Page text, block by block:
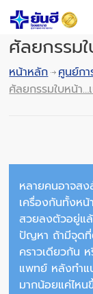
ศัลยกรรม
หน้าหลัก ศูนย์กา
ศัลยกรรมใบหน้า
หลายคนอาจส
เครื่องกันทั้งหน้
สวยลงตัวอยู่แล้
ปัญหา ถ้ามีจุดที่
คราวเดียวกัน
แพทย์ หลังทำแ
มากน้อยแค่ไหน